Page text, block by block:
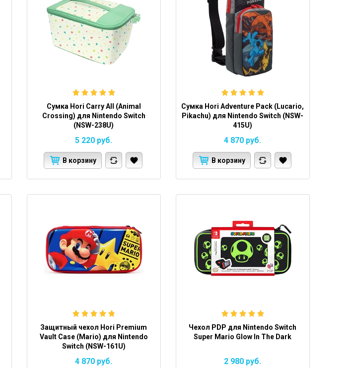
Сумка Hori Carry All (Animal
Crossing) для Nintendo Switch
(NSW-238U)
5 220 руб.
В корзину
Сумка Hori Adventure Pack (Lucario,
Pikachu) для Nintendo Switch (NSW-
415U)
4 870 руб.
В корзину
Защитный чехол Hori Premium
Vault Case (Mario) для Nintendo
Switch (NSW-161U)
4 870 руб.
Чехол PDP для Nintendo Switch
Super Mario Glow In The Dark
2 980 руб.